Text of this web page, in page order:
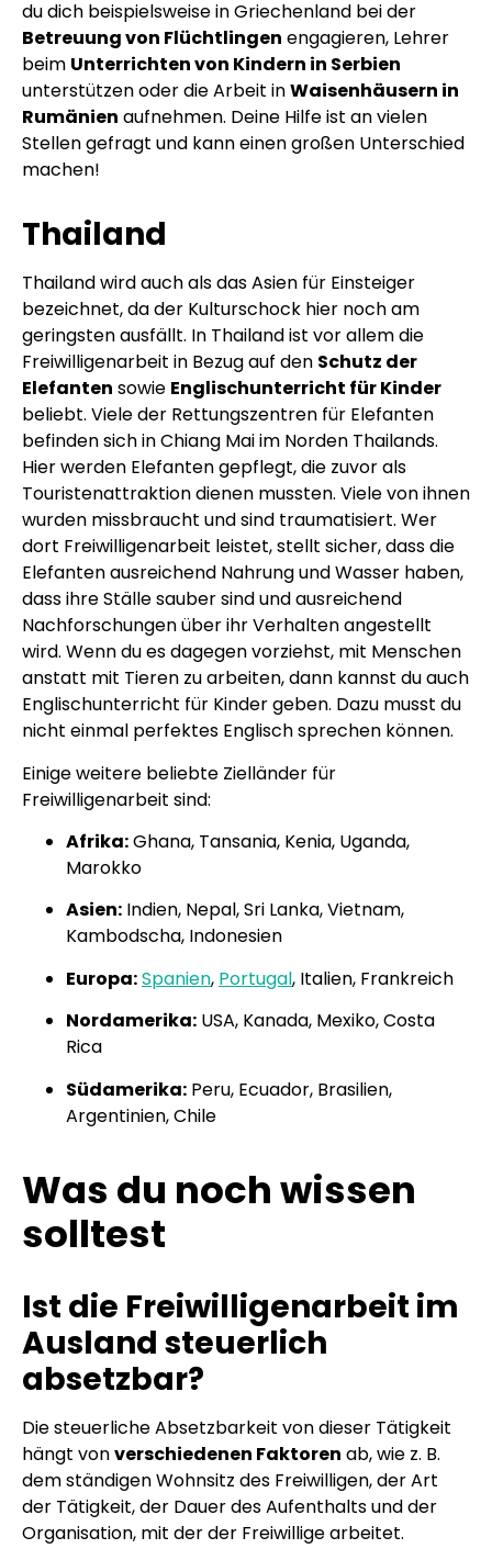
du dich beispielsweise in Griechenland bei der
Betreuung von Flüchtlingen engagieren, Lehrer
beim Unterrichten von Kindern in Serbien
unterstützen oder die Arbeit inWaisenhäusern in
Rumänien aufnehmen. Deine Hilfe ist an vielen
Stellen gefragt und kann einen großen Unterschied
machen!
Thailand
Thailand wird auch als das Asien für Einsteiger
bezeichnet, da der Kulturschock hier noch am
geringsten ausfällt. In Thailand ist vor allem die
Freiwilligenarbeit in Bezug auf den Schutz der
Elefanten sowie Englischunterricht für Kinder
beliebt. Viele der Rettungszentren für Elefanten
befinden sich in Chiang Mai im Norden Thailands.
Hier werden Elefanten gepflegt, die zuvor als
Touristenattraktion dienen mussten. Viele von ihnen
wurden missbraucht und sind traumatisiert. Wer
dort Freiwilligenarbeit leistet, stellt sicher, dass die
Elefanten ausreichend Nahrung und Wasser haben,
dass ihre Ställe sauber sind und ausreichend
Nachforschungen über ihr Verhalten angestellt
wird. Wenn du es dagegen vorziehst, mit Menschen
anstatt mit Tieren zu arbeiten, dann kannst du auch
Englischunterricht für Kinder geben. Dazu musst du
nicht einmal perfektes Englisch sprechen können.
Einige weitere beliebte Zielländer für
Freiwilligenarbeit sind:
Afrika:Ghana, Tansania, Kenia, Uganda,
Marokko
Asien: Indien, Nepal, Sri Lanka, Vietnam,
Kambodscha, Indonesien
Europa:Spanien, Portugal, Italien, Frankreich
Nordamerika: USA, Kanada, Mexiko, Costa
Rica
Südamerika: Peru, Ecuador, Brasilien,
Argentinien, Chile
Was du noch wissen
solltest
Ist die Freiwilligenarbeit im
Ausland steuerlich
absetzbar?
Die steuerliche Absetzbarkeit von dieser Tätigkeit
hängt vonverschiedenen Faktoren ab, wie z. B.
dem ständigen Wohnsitz des Freiwilligen, der Art
der Tätigkeit, der Dauer des Aufenthalts und der
Organisation, mit der der Freiwillige arbeitet.